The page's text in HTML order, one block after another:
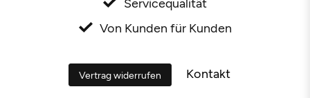
Von Kunden für Kunden
Vertrag widerrufen Kontakt